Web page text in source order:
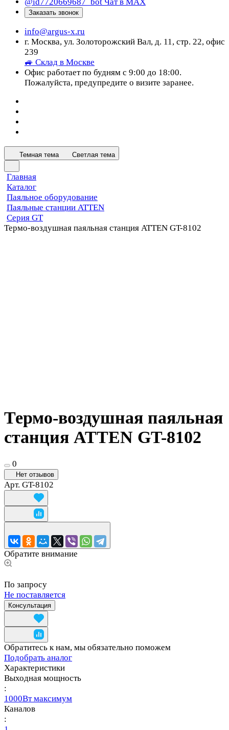
Заказать звонок
info@argus-x.ru
г. Москва, ул. Золоторожский Вал, д. 11, стр. 22, офис
239
🚙 Склад в Москве
Офис работает по будням с 9:00 до 18:00.
Пожалуйста, предупредите о визите заранее.
Темная тема Светлая тема
Главная
Каталог
Паяльное оборудование
Паяльные станции ATTEN
Серия GT
Термо-воздушная паяльная станция ATTEN GT-8102
Термо-воздушная паяльная
станция ATTEN GT-8102
0
Нет отзывов
Арт. GT-8102
Обратите внимание
По запросу
Не поставляется
Консультация
Обратитесь к нам, мы обязательно поможем
Подобрать аналог
Характеристики
Выходная мощность
:
1000Вт максимум
Каналов
: